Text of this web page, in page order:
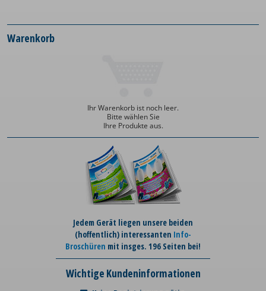
Warenkorb
Ihr Warenkorb ist noch leer.
Bitte wählen Sie
Ihre Produkte aus.
Jedem Gerät liegen unsere beiden
(hoffentlich) interessanten Info-
Broschüren mit insges. 196 Seiten bei!
Wichtige Kundeninformationen